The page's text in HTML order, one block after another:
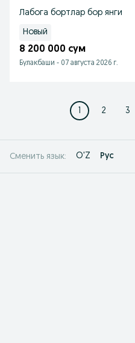
Лабога бортлар бор янги
Новый
8 200 000 сум
Булакбаши - 07 августа 2026 г.
1 2 3
Сменить язык: O'Z Рус